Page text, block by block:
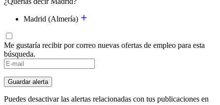
Madrid (Almería)
Me gustaría recibir por correo nuevas ofertas de empleo para esta
búsqueda.
Guardar alerta
Puedes desactivar las alertas relacionadas con tus publicaciones en